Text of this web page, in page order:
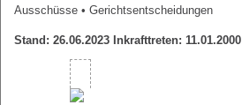
Ausschüsse • Gerichtsentscheidungen
Stand: 26.06.2023 Inkrafttreten: 11.01.2000